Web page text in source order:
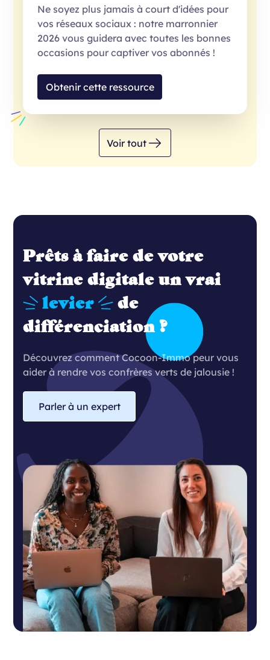
Ne soyez plus jamais à court d'idées pour
vos réseaux sociaux : notre marronnier
2026 vous guidera avec toutes les bonnes
occasions pour captiver vos abonnés !
Obtenir cette ressource
Voir tout
Prêts à faire de votre
vitrine digitale un vrai
levier
de
différenciation ?
Découvrez comment Cocoon-Immo peur vous
aider à rendre vos confrères verts de jalousie !
Parler à un expert